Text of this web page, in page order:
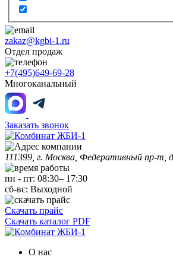
zakaz@kgbi-1.ru
Отдел продаж
+7(495)649-69-28
Многоканальный
Заказать звонок
111399, г. Москва, Федеративный пр-т,
пн - пт: 08:30– 17:30
сб-вс: Выходной
Скачать прайс
Скачать каталог PDF
О нас